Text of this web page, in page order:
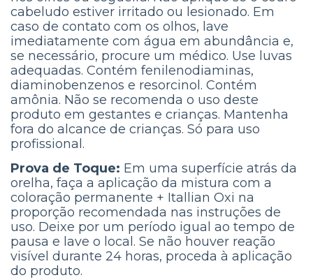
cabeludo estiver irritado ou lesionado. Em
caso de contato com os olhos, lave
imediatamente com água em abundância e,
se necessário, procure um médico. Use luvas
adequadas. Contém fenilenodiaminas,
diaminobenzenos e resorcinol. Contém
amônia. Não se recomenda o uso deste
produto em gestantes e crianças. Mantenha
fora do alcance de crianças. Só para uso
profissional.
Prova de Toque: Em uma superfície atrás da
orelha, faça a aplicação da mistura com a
coloração permanente + Itallian Oxi na
proporção recomendada nas instruções de
uso. Deixe por um período igual ao tempo de
pausa e lave o local. Se não houver reação
visível durante 24 horas, proceda à aplicação
do produto.